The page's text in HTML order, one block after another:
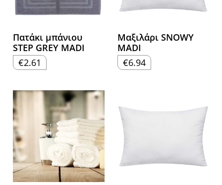
Πατάκι μπάνιου
STEP GREY MADI
€2.61
Μαξιλάρι SNOWY
MADI
€6.94